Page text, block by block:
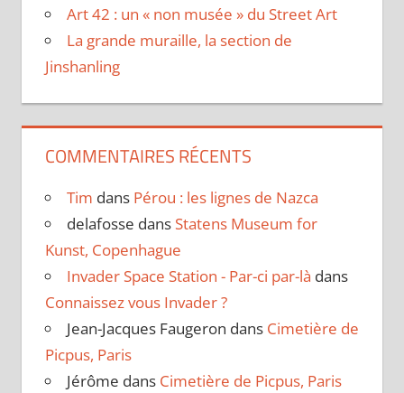
Art 42 : un « non musée » du Street Art
La grande muraille, la section de
Jinshanling
COMMENTAIRES RÉCENTS
Tim dans Pérou : les lignes de Nazca
delafosse dans Statens Museum for
Kunst, Copenhague
Invader Space Station - Par-ci par-là dans
Connaissez vous Invader ?
Jean-Jacques Faugeron dans Cimetière de
Picpus, Paris
Jérôme dans Cimetière de Picpus, Paris